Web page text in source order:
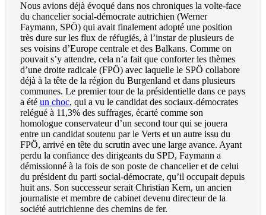
Nous avions déjà évoqué dans nos chroniques la volte-face
du chancelier social-démocrate autrichien (Werner
Faymann, SPÖ) qui avait finalement adopté une position
très dure sur les flux de réfugiés, à l’instar de plusieurs de
ses voisins d’Europe centrale et des Balkans. Comme on
pouvait s’y attendre, cela n’a fait que conforter les thèmes
d’une droite radicale (FPÖ) avec laquelle le SPÖ collabore
déjà à la tête de la région du Burgenland et dans plusieurs
communes. Le premier tour de la présidentielle dans ce pays
a été un choc, qui a vu le candidat des sociaux-démocrates
relégué à 11,3% des suffrages, écarté comme son
homologue conservateur d’un second tour qui se jouera
entre un candidat soutenu par le Verts et un autre issu du
FPÖ, arrivé en tête du scrutin avec une large avance. Ayant
perdu la confiance des dirigeants du SPD, Faymann a
démissionné à la fois de son poste de chancelier et de celui
du président du parti social-démocrate, qu’il occupait depuis
huit ans. Son successeur serait Christian Kern, un ancien
journaliste et membre de cabinet devenu directeur de la
société autrichienne des chemins de fer.